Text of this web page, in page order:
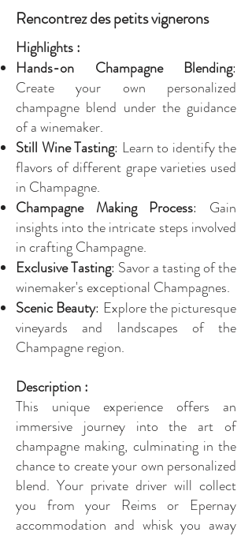
Rencontrez des petits vignerons
Highlights :
Hands-on Champagne Blending:
Create your own personalized
champagne blend under the guidance
of a winemaker.
Still Wine Tasting: Learn to identify the
flavors of different grape varieties used
in Champagne.
Champagne Making Process: Gain
insights into the intricate steps involved
in crafting Champagne.
Exclusive Tasting: Savor a tasting of the
winemaker's exceptional Champagnes.
Scenic Beauty: Explore the picturesque
vineyards and landscapes of the
Champagne region.
Description :
This unique experience offers an
immersive journey into the art of
champagne making, culminating in the
chance to create your own personalized
blend. Your private driver will collect
you from your Reims or Epernay
accommodation and whisk you away